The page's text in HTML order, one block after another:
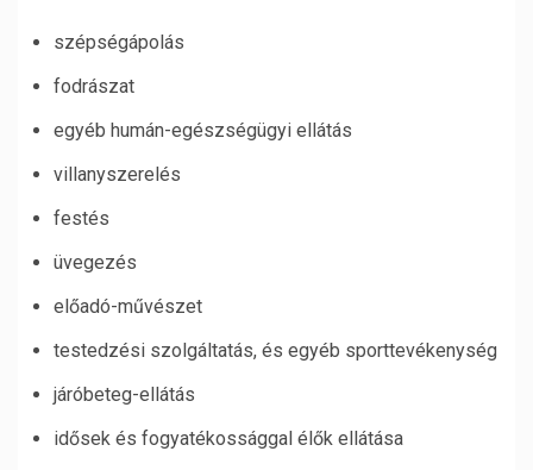
szépségápolás
fodrászat
egyéb humán-egészségügyi ellátás
villanyszerelés
festés
üvegezés
előadó-művészet
testedzési szolgáltatás, és egyéb sporttevékenység
járóbeteg-ellátás
idősek és fogyatékossággal élők ellátása